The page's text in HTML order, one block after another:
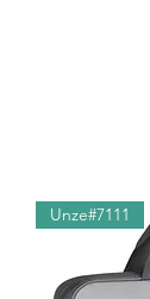
Unze#7111